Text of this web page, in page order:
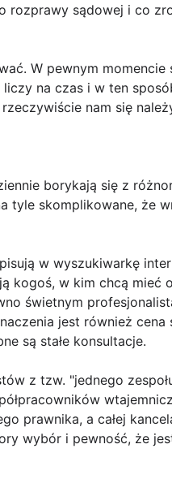
rozprawy sądowej i co
W pewnym momencie
na czas i w ten
nam się
borykają się z
tyle skomplikowane, że
w wyszukiwarkę
kogoś, w kim chcą mieć
świetnym
jest również cena
są stałe konsultacje.
z tzw. "jednego
prawnika, a całej
wybór i pewność, że